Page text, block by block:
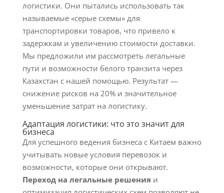
логистики. Они пытались использовать так
называемые «серые схемы» для
транспортировки товаров, что привело к
задержкам и увеличению стоимости доставки.
Мы предложили им рассмотреть легальные
пути и возможности белого транзита через
Казахстан с нашей помощью. Результат —
снижение рисков на 20% и значительное
уменьшение затрат на логистику.
Адаптация логистики: что это значит для
бизнеса
Для успешного ведения бизнеса с Китаем важно
учитывать новые условия перевозок и
возможности, которые они открывают.
Переход на легальные решения и